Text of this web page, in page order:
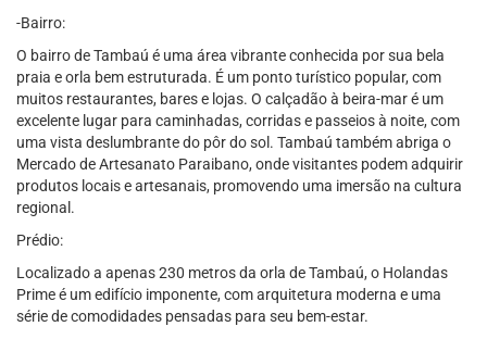
-Bairro:
O bairro de Tambaú é uma área vibrante conhecida por sua bela
praia e orla bem estruturada. É um ponto turístico popular, com
muitos restaurantes, bares e lojas. O calçadão à beira-mar é um
excelente lugar para caminhadas, corridas e passeios à noite, com
uma vista deslumbrante do pôr do sol. Tambaú também abriga o
Mercado de Artesanato Paraibano, onde visitantes podem adquirir
produtos locais e artesanais, promovendo uma imersão na cultura
regional.
Prédio:
Localizado a apenas 230 metros da orla de Tambaú, o Holandas
Prime é um edifício imponente, com arquitetura moderna e uma
série de comodidades pensadas para seu bem-estar.